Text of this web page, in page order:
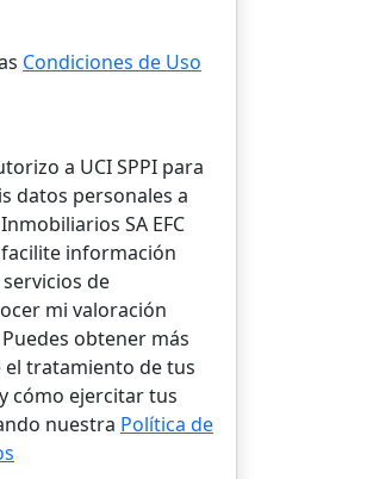
Condiciones de Uso
a UCI SPPI para
datos personales a
SA EFC
información
de
mi valoración
obtener más
tratamiento de tus
cómo ejercitar tus
nuestra Política de